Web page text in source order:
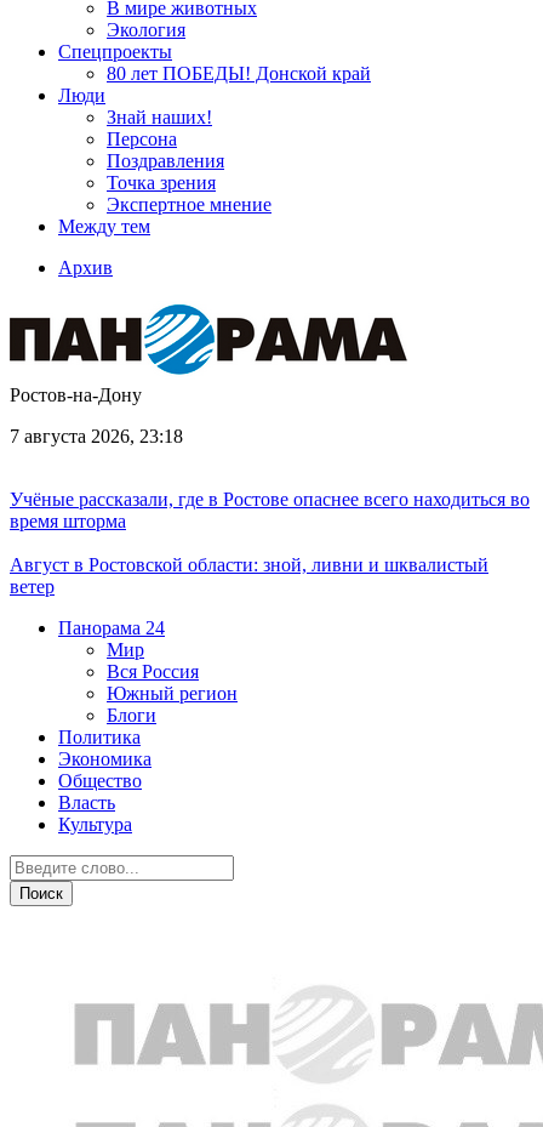
В мире животных
Экология
Спецпроекты
80 лет ПОБЕДЫ! Донской край
Люди
Знай наших!
Персона
Поздравления
Точка зрения
Экспертное мнение
Между тем
Архив
Ростов-на-Дону
7 августа 2026, 23:18
Учёные рассказали, где в Ростове опаснее всего находиться во
время шторма
Август в Ростовской области: зной, ливни и шквалистый
ветер
Панорама 24
Мир
Вся Россия
Южный регион
Блоги
Политика
Экономика
Общество
Власть
Культура